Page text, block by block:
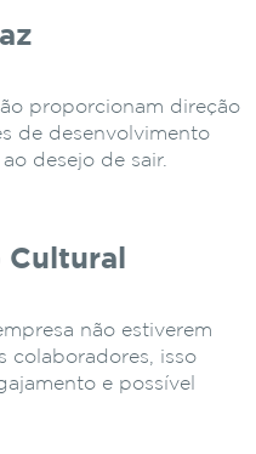
proporcionam direção
de desenvolvimento
desejo de sair.
não estiverem
colaboradores, isso
e possível